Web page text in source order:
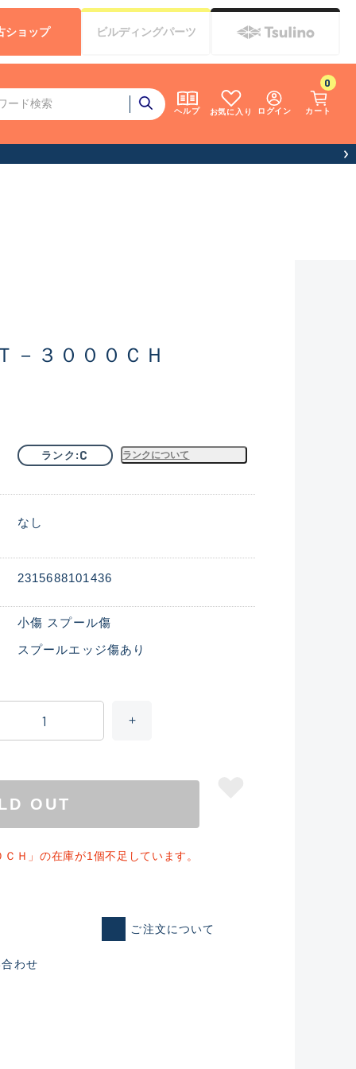
ヘルプ お気に入り ログイン カート
0
ショップ ビルディングパーツ
れた未使用
－３０００ＣＨ
ランク C ランクについて
なし
2315688101436
小傷 スプール傷
スプールエッジ傷あり
OUT
Ｈ」の在庫が1個不足しています。
ご注文について
わせ